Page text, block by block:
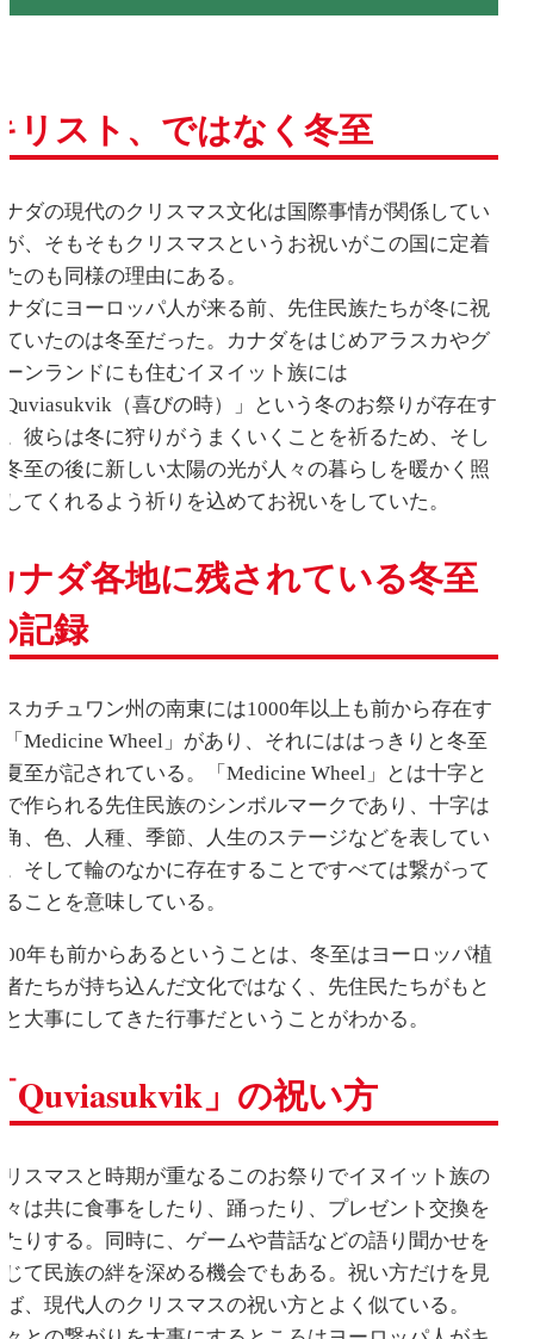
リスト、ではなく冬至
ダの現代のクリスマス文化は国際事情が関係してい
、そもそもクリスマスというお祝いがこの国に定着
のも同様の理由にある。
ダにヨーロッパ人が来る前、先住民族たちが冬に祝
いたのは冬至だった。カナダをはじめアラスカやグ
ンランドにも住むイヌイット族には
（喜びの時）」という冬のお祭りが存在す
彼らは冬に狩りがうまくいくことを祈るため、そし
至の後に新しい太陽の光が人々の暮らしを暖かく照
てくれるよう祈りを込めてお祝いをしていた。
ナダ各地に残されている冬至
記録
カチュワン州の南東には1000年以上も前から存在す
Medicine Wheel」があり、それにははっきりと冬至
至が記されている。「Medicine Wheel」とは十字と
作られる先住民族のシンボルマークであり、十字は
、色、人種、季節、人生のステージなどを表してい
そして輪のなかに存在することですべては繋がって
ことを意味している。
年も前からあるということは、冬至はヨーロッパ植
たちが持ち込んだ文化ではなく、先住民たちがもと
大事にしてきた行事だということがわかる。
Quviasukvik」の祝い方
スマスと時期が重なるこのお祭りでイヌイット族の
は共に食事をしたり、踊ったり、プレゼント交換を
りする。同時に、ゲームや昔話などの語り聞かせを
て民族の絆を深める機会でもある。祝い方だけを見
、現代人のクリスマスの祝い方とよく似ている。